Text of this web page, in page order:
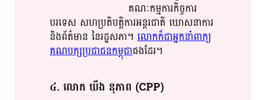
គណៈកម្មការ​​កិច្ច​​ការ
បរទេស​ សហប្រតិបត្តិ​ការអន្តរជាតិ​ ឃោសនាការ​
និង​ព័ត៌មាន​ នៃ​​រដ្ឋសភា​។​ លោក​ក៏​ជា​​អ្នក​​នាំពាក្យ​​
គណបក្ស​​ប្រជា​​ជន​​កម្ពុជា​​​ផង​ដែរ​។​​
៤​. លោក​ ឃឹង​ នុ​ភាព​ (CPP)